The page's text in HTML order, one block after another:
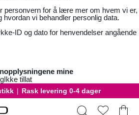
personvern for å lære mer om hvem vi er,
hvordan vi behandler personlig data.
ID og dato for henvendelser angående
mine
Ikke tillat
| Rask levering 0-4 dager